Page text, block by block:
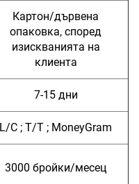
Картон/дървена
опаковка, според
изискванията на
клиента
7-15 дни
L/C ; T/T ; MoneyGram
3000 бройки/месец